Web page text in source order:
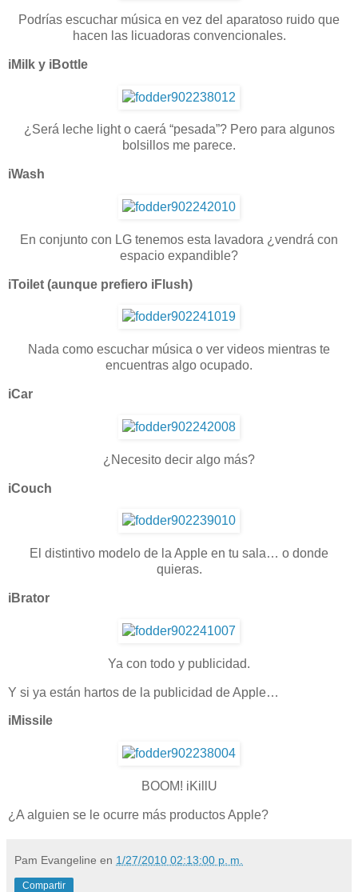
Podrías escuchar música en vez del aparatoso ruido que
hacen las licuadoras convencionales.
iMilk y iBottle
¿Será leche light o caerá “pesada”? Pero para algunos
bolsillos me parece.
iWash
En conjunto con LG tenemos esta lavadora ¿vendrá con
espacio expandible?
iToilet (aunque prefiero iFlush)
Nada como escuchar música o ver videos mientras te
encuentras algo ocupado.
iCar
¿Necesito decir algo más?
iCouch
El distintivo modelo de la Apple en tu sala… o donde
quieras.
iBrator
Ya con todo y publicidad.
Y si ya están hartos de la publicidad de Apple…
iMissile
BOOM! iKillU
¿A alguien se le ocurre más productos Apple?
Pam Evangeline en 1/27/2010 02:13:00 p. m.
Compartir